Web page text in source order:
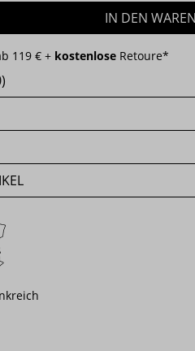
Gib den IN DEN
119 € + kostenlose Retoure*